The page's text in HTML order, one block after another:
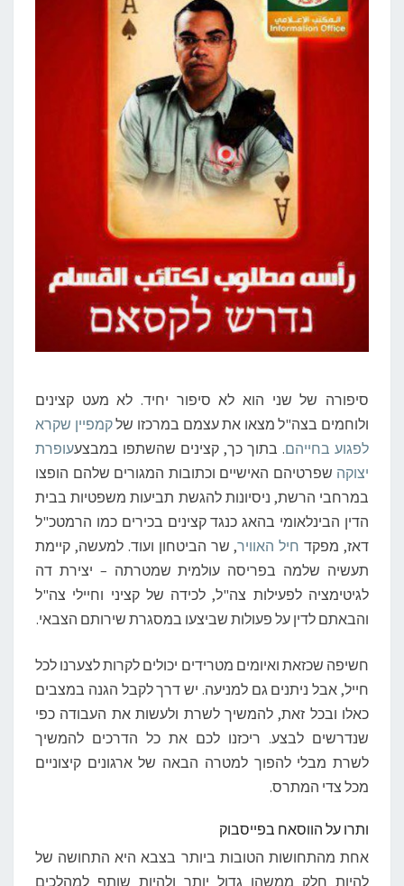
סיפורה של שני הוא לא סיפור יחיד. לא מעט קצינים
ולוחמים בצה"ל מצאו את עצמם במרכזו שלקמפיין שקרא
לפגוע בחייהם. בתוך כך, קצינים שהשתפו במבצעעופרת
יצוקה שפרטיהם האישיים וכתובות המגורים שלהם הופצו
במרחבי הרשת, ניסיונות להגשת תביעות משפטיות בבית
הדין הבינלאומי בהאג כנגד קצינים בכירים כמו הרמטכ"ל
דאז, מפקד חיל האוויר, שר הביטחון ועוד. למעשה, קיימת
תעשיה שלמה בפריסה עולמית שמטרתה – יצירת דה
לגיטימציה לפעילות צה"ל, לכידה של קציני וחיילי צה"ל
והבאתם לדין על פעולות שביצעו במסגרת שירותם הצבאי.
חשיפה שכזאת ואיומים מטרידים יכולים לקרות לצערנו לכל
חייל, אבל ניתנים גם למניעה. יש דרך לקבל הגנה במצבים
כאלו ובכל זאת, להמשיך לשרת ולעשות את העבודה כפי
שנדרשים לבצע. ריכזנו לכם את כל הדרכים להמשיך
לשרת מבלי להפוך למטרה הבאה של ארגונים קיצוניים
מכל צדי המתרס.
ותרו על הווסאח בפייסבוק
אחת מהתחושות הטובות ביותר בצבא היא התחושה של
להיות חלק ממשהו גדול יותר ולהיות שותף למהלכים